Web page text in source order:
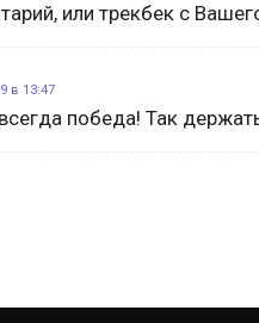
или трекбек с
в 13:47
победа! Так